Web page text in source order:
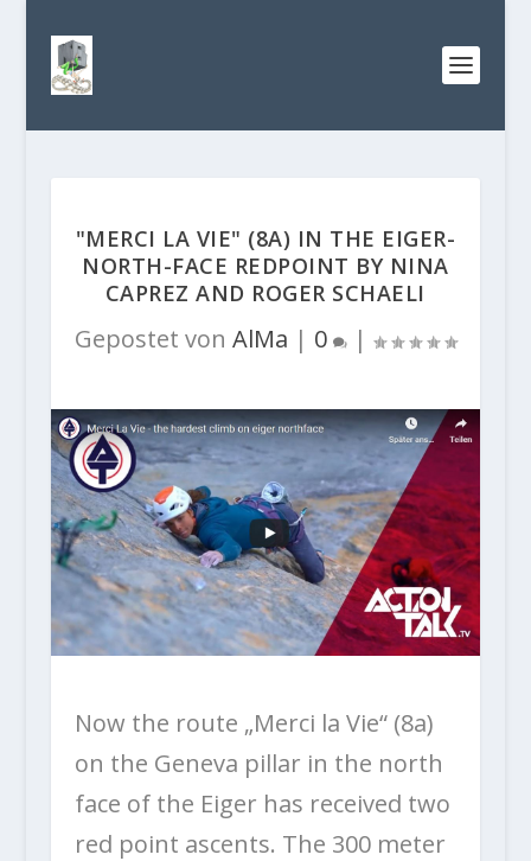
"MERCI LA VIE" (8A) IN THE EIGER-
NORTH-FACE REDPOINT BY NINA
CAPREZ AND ROGER SCHAELI
Gepostet von AlMa | 0 |
Now the route „Merci la Vie“ (8a)
on the Geneva pillar in the north
face of the Eiger has received two
red point ascents. The 300 meter